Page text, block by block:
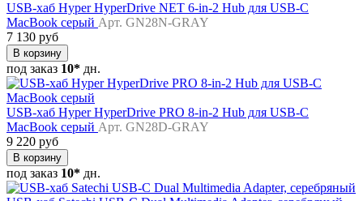
USB-хаб Hyper HyperDrive NET 6-in-2 Hub для USB-C
MacBook серый Арт. GN28N-GRAY
7 130 руб
В корзину
под заказ 10* дн.
USB-хаб Hyper HyperDrive PRO 8-in-2 Hub для USB-C
MacBook серый Арт. GN28D-GRAY
9 220 руб
В корзину
под заказ 10* дн.